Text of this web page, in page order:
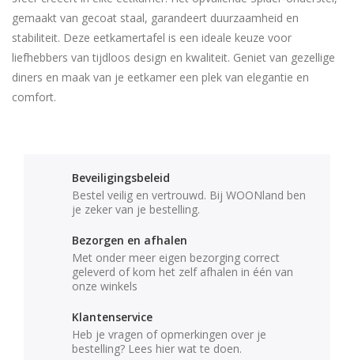
gemaakt van gecoat staal, garandeert duurzaamheid en
stabiliteit. Deze eetkamertafel is een ideale keuze voor
liefhebbers van tijdloos design en kwaliteit. Geniet van gezellige
diners en maak van je eetkamer een plek van elegantie en
comfort.
Beveiligingsbeleid
Bestel veilig en vertrouwd. Bij WOONland ben
je zeker van je bestelling.
Bezorgen en afhalen
Met onder meer eigen bezorging correct
geleverd of kom het zelf afhalen in één van
onze winkels
Klantenservice
Heb je vragen of opmerkingen over je
bestelling? Lees hier wat te doen.